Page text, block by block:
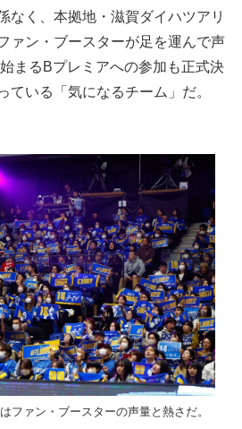
なく、本拠地・滋賀ダイハツアリ
ァン・ブースターが足を運んで声
まるBプレミアへの参加も正式決
ている「気になるチーム」だ。
ファン・ブースターの声量と熱さだ。